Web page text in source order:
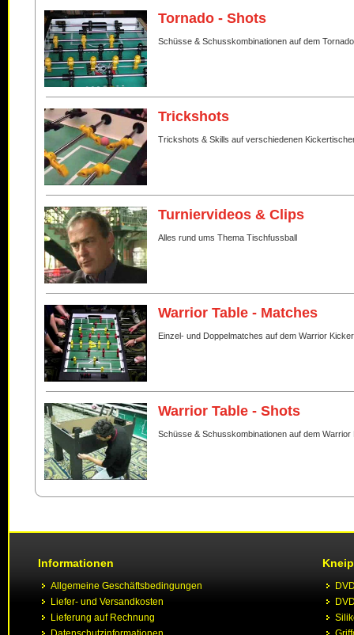
Tornado - Shots
Schüsse & Schusskombinationen auf dem
Trickshots
Trickshots & Skills auf verschiedenen
Turniervideos & Clips
Alles rund ums Thema Tischfussball
Warrior Table - Matches
Einzel- und Doppelmatches auf dem Warrior Kicker
Warrior Table - Shots
Schüsse & Schusskombinationen auf dem Warrior
Informationen
Allgemeine Geschäftsbedingungen
Liefer- und Versandkosten
Lieferung auf Rechnung